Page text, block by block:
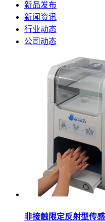
新品发布
新闻资讯
行业动态
公司动态
非接触限定反射型传